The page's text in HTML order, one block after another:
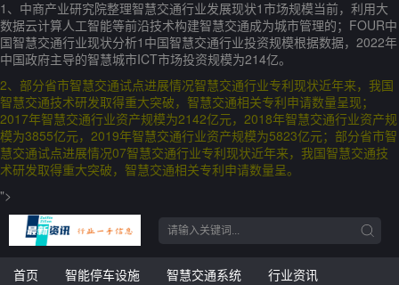
1、中商产业研究院整理智慧交通行业发展现状1市场规模当前，利用大
数据云计算人工智能等前沿技术构建智慧交通成为城市管理的；FOUR中
国智慧交通行业现状分析1中国智慧交通行业投资规模根据数据，2022年
中国政府主导的智慧城市ICT市场投资规模为214亿。
2、部分省市智慧交通试点进展情况智慧交通行业专利现状近年来，我国
智慧交通技术研发取得重大突破，智慧交通相关专利申请数量呈现；
2017年智慧交通行业资产规模为2142亿元，2018年智慧交通行业资产规
模为3855亿元，2019年智慧交通行业资产规模为5823亿元；部分省市智
慧交通试点进展情况07智慧交通行业专利现状近年来，我国智慧交通技
术研发取得重大突破，智慧交通相关专利申请数量呈。
">
首页 智能停车设施 智慧交通系统 行业资讯